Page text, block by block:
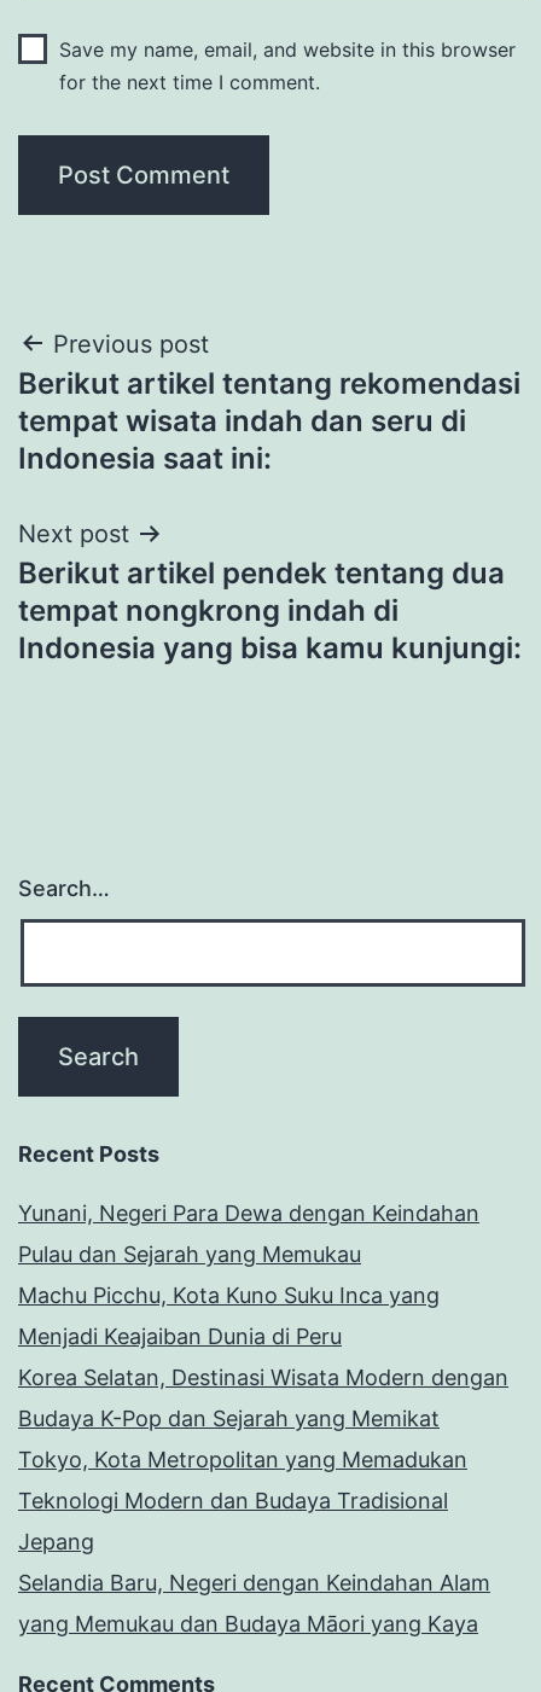
Save my name, email, and website in this browser
for the next time I comment.
Post
navigation
Previous post
Berikut artikel tentang rekomendasi
tempat wisata indah dan seru di
Indonesia saat ini:
Next post
Berikut artikel pendek tentang dua
tempat nongkrong indah di
Indonesia yang bisa kamu kunjungi:
Search…
Recent Posts
Yunani, Negeri Para Dewa dengan Keindahan
Pulau dan Sejarah yang Memukau
Machu Picchu, Kota Kuno Suku Inca yang
Menjadi Keajaiban Dunia di Peru
Korea Selatan, Destinasi Wisata Modern dengan
Budaya K-Pop dan Sejarah yang Memikat
Tokyo, Kota Metropolitan yang Memadukan
Teknologi Modern dan Budaya Tradisional
Jepang
Selandia Baru, Negeri dengan Keindahan Alam
yang Memukau dan Budaya Māori yang Kaya
Recent Comments